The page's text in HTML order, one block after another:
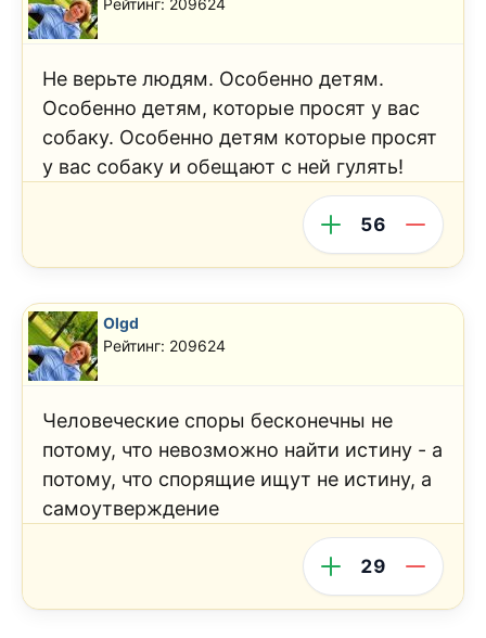
Рейтинг: 209624
Не верьте людям. Особенно детям.
Особенно детям, которые просят у вас
собаку. Особенно детям которые просят
у вас собаку и обещают с ней гулять!
56
Olgd
Рейтинг: 209624
Человеческие споры бесконечны не
потому, что невозможно найти истину - а
потому, что спорящие ищут не истину, а
самоутверждение
29